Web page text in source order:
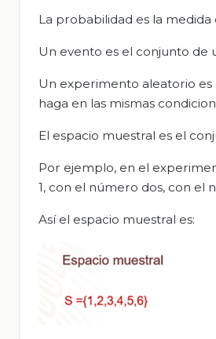
La probabilidad es la
Un evento es el conjunto de
Un experimento aleatorio
haga en las mismas
El espacio muestral es el
Por ejemplo, en el
1, con el número dos, con el
Así el espacio muestral es: